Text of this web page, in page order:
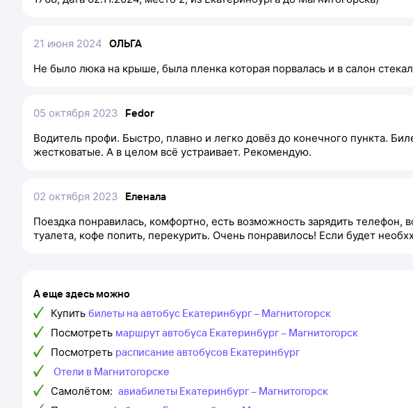
21 июня 2024 ОЛЬГА
Не было люка на крыше, была пленка которая порвалась и в салон
05 октября 2023
Fedor
Водитель профи. Быстро, плавно и легко довёз до конечного пункта.
жестковатые. А в целом всё устраивает. Рекомендую.
02 октября 2023
Еленала
Поездка понравилась, комфортно, есть возможность зарядить
туалета, кофе попить, перекурить. Очень понравилось! Если будет
А еще здесь можно
Купить билеты на автобус Екатеринбург – Магнитогорск
Посмотреть маршрут автобуса Екатеринбург – Магнитогорск
Посмотреть расписание автобусов Екатеринбург
Отели в Магнитогорске
Самолётом: авиабилеты Екатеринбург – Магнитогорск